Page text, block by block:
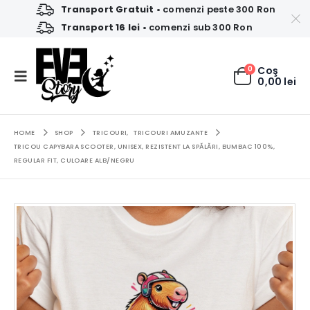
Transport Gratuit • comenzi peste 300 Ron
Transport 16 lei • comenzi sub 300 Ron
0 Coş
0,00 lei
HOME SHOP TRICOURI,
TRICOURI AMUZANTE
TRICOU CAPYBARA SCOOTER, UNISEX, REZISTENT LA SPĂLĂRI, BUMBAC 100%,
REGULAR FIT, CULOARE ALB/NEGRU